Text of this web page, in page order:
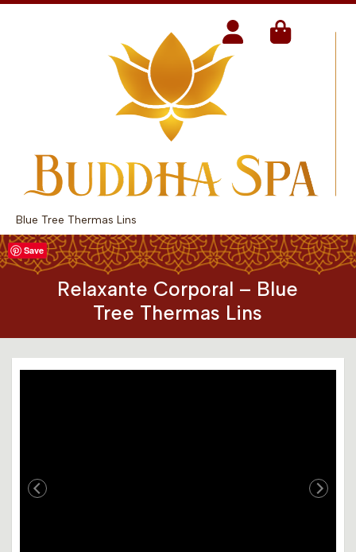
Blue Tree Thermas Lins
Relaxante Corporal – Blue
Tree Thermas Lins
Save